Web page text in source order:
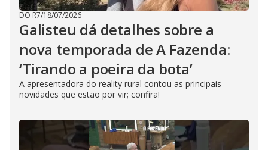
DO R7/18/07/2026
Galisteu dá detalhes sobre a
nova temporada de A Fazenda:
‘Tirando a poeira da bota’
A apresentadora do reality rural contou as principais
novidades que estão por vir; confira!